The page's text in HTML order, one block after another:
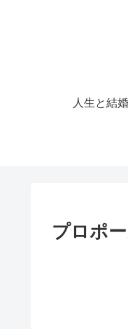
人生と結婚
プロポ